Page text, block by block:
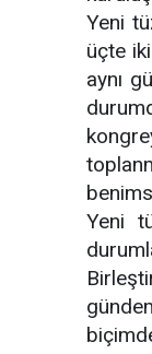
Yeni
üçte
aynı
Yeni